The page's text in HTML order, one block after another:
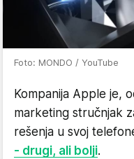
Foto: MONDO / YouTube
Kompanija Apple je,
marketing stručnjak
rešenja u svoj
- drugi, ali bolji.